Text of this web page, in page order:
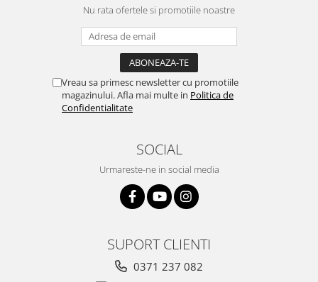
Nu rata ofertele si promotiile noastre
Vreau sa primesc newsletter cu promotiile
magazinului. Afla mai multe in Politica de
Confidentialitate
SOCIAL
Urmareste-ne in social media
SUPORT CLIENTI
0371 237 082